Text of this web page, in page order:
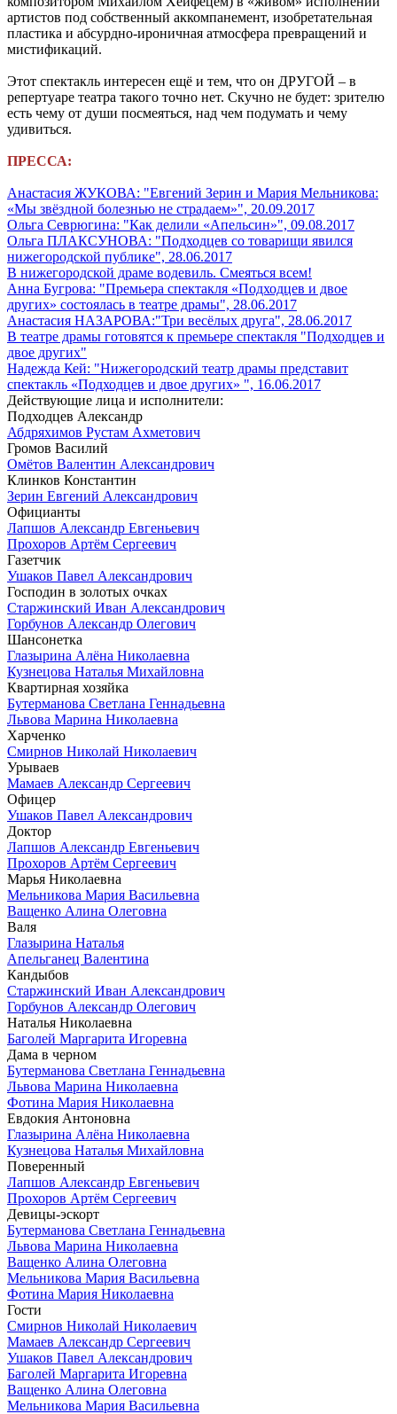
артистов под собственный аккомпанемент, изобретательная
пластика и абсурдно-ироничная атмосфера превращений и
мистификаций.
Этот спектакль интересен ещё и тем, что он ДРУГОЙ – в
репертуаре театра такого точно нет. Скучно не будет: зрителю
есть чему от души посмеяться, над чем подумать и чему
удивиться.
ПРЕССА:
Анастасия ЖУКОВА: "Евгений Зерин и Мария Мельникова:
«Мы звёздной болезнью не страдаем»", 20.09.2017
Ольга Севрюгина: "Как делили «Апельсин»", 09.08.2017
Ольга ПЛАКСУНОВА: "Подходцев со товарищи явился
нижегородской публике", 28.06.2017
В нижегородской драме водевиль. Смеяться всем!
Анна Бугрова: "Премьера спектакля «Подходцев и двое
других» состоялась в театре драмы", 28.06.2017
Анастасия НАЗАРОВА:"Три весёлых друга", 28.06.2017
В театре драмы готовятся к премьере спектакля "Подходцев и
двое других"
Надежда Кей: "Нижегородский театр драмы представит
спектакль «Подходцев и двое других» ", 16.06.2017
Действующие лица и исполнители:
Подходцев Александр
Абдряхимов Рустам Ахметович
Громов Василий
Омётов Валентин Александрович
Клинков Константин
Зерин Евгений Александрович
Официанты
Лапшов Александр Евгеньевич
Прохоров Артём Сергеевич
Газетчик
Ушаков Павел Александрович
Господин в золотых очках
Старжинский Иван Александрович
Горбунов Александр Олегович
Шансонетка
Глазырина Алёна Николаевна
Кузнецова Наталья Михайловна
Квартирная хозяйка
Бутерманова Светлана Геннадьевна
Львова Марина Николаевна
Харченко
Смирнов Николай Николаевич
Урываев
Мамаев Александр Сергеевич
Офицер
Ушаков Павел Александрович
Доктор
Лапшов Александр Евгеньевич
Прохоров Артём Сергеевич
Марья Николаевна
Мельникова Мария Васильевна
Ващенко Алина Олеговна
Валя
Глазырина Наталья
Апельганец Валентина
Кандыбов
Старжинский Иван Александрович
Горбунов Александр Олегович
Наталья Николаевна
Баголей Маргарита Игоревна
Дама в черном
Бутерманова Светлана Геннадьевна
Львова Марина Николаевна
Фотина Мария Николаевна
Евдокия Антоновна
Глазырина Алёна Николаевна
Кузнецова Наталья Михайловна
Поверенный
Лапшов Александр Евгеньевич
Прохоров Артём Сергеевич
Девицы-эскорт
Бутерманова Светлана Геннадьевна
Львова Марина Николаевна
Ващенко Алина Олеговна
Мельникова Мария Васильевна
Фотина Мария Николаевна
Гости
Смирнов Николай Николаевич
Мамаев Александр Сергеевич
Ушаков Павел Александрович
Баголей Маргарита Игоревна
Ващенко Алина Олеговна
Мельникова Мария Васильевна